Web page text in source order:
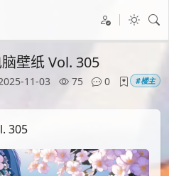
壁纸 Vol. 305
11-03 75
0
#楼主
305